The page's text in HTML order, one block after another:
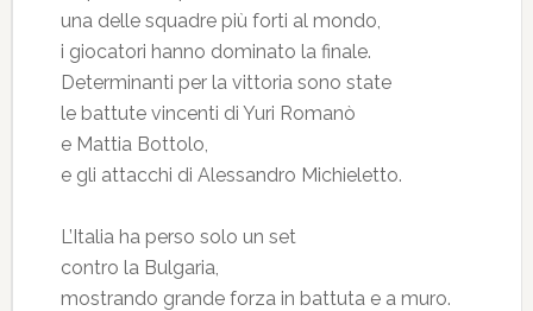
una delle squadre più forti al mondo,
i giocatori hanno dominato la finale.
Determinanti per la vittoria sono state
le battute vincenti di Yuri Romanò
e Mattia Bottolo,
e gli attacchi di Alessandro Michieletto.
L’Italia ha perso solo un set
contro la Bulgaria,
mostrando grande forza in battuta e a muro.